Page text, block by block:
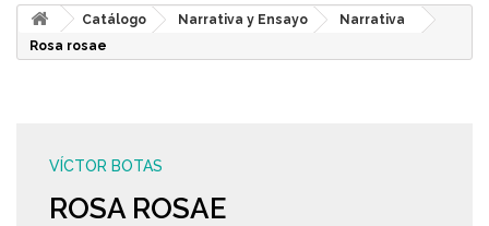
Catálogo Narrativa y Ensayo
Narrativa
Rosa rosae
VÍCTOR BOTAS
ROSA ROSAE